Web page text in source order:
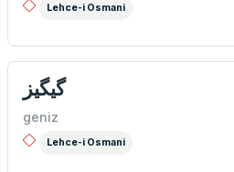
Lehce-i Osmani
گیگيز
geniz
Lehce-i Osmani